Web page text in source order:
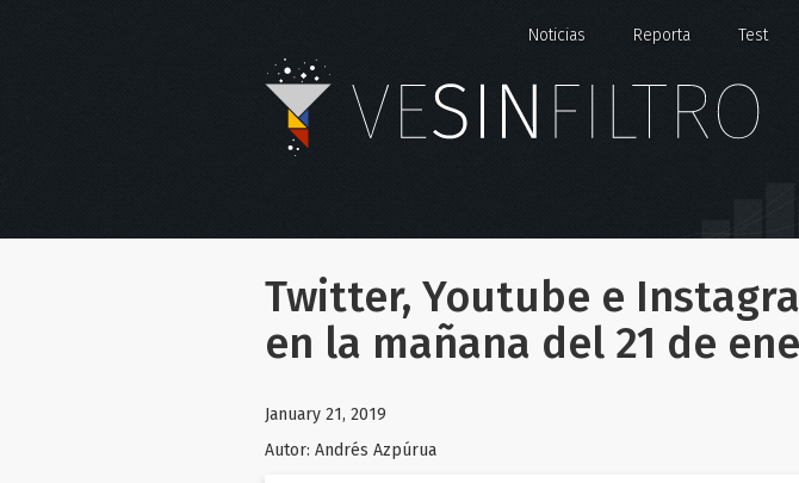
Test
Reporta
Noticias
Twitter, Youtube e
en la mañana del 21 de
January 21, 2019
Autor: Andrés Azpúrua